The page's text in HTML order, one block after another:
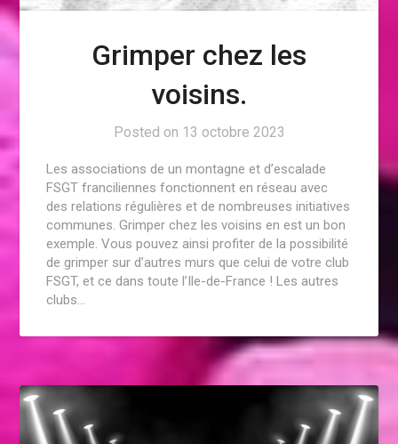
Grimper chez les
voisins.
Posted on 13 octobre 2023
Les associations de un montagne et d’escalade
FSGT franciliennes fonctionnent en réseau avec
des relations régulières et de nombreuses initiatives
communes. Grimper chez les voisins en est un bon
exemple. Vous pouvez ainsi profiter de la possibilité
de grimper sur d’autres murs que celui de votre club
FSGT, et ce dans toute l’Ile-de-France ! Les autres
clubs…